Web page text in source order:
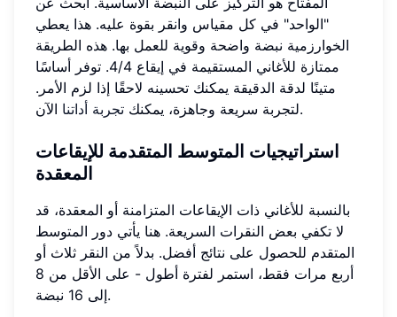
"الواحد" في كل مقياس وانقر بقوة عليه. هذا يعطي
الخوارزمية نبضة واضحة وقوية للعمل بها. هذه الطريقة
ممتازة للأغاني المستقيمة في إيقاع 4/4. توفر أساسًا
متينًا لدقة الدقيقة يمكنك تحسينه لاحقًا إذا لزم الأمر.
لتجربة سريعة وجاهزة، يمكنك تجربة أداتنا الآن.
استراتيجيات المتوسط المتقدمة للإيقاعات
المعقدة
بالنسبة للأغاني ذات الإيقاعات المتزامنة أو المعقدة، قد
لا تكفي بعض النقرات السريعة. هنا يأتي دور المتوسط
المتقدم للحصول على نتائج أفضل. بدلاً من النقر ثلاث أو
أربع مرات فقط، استمر لفترة أطول - على الأقل من 8
إلى 16 نبضة.